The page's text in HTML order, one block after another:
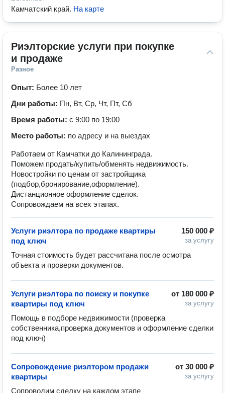
Камчатский край. На карте
Риэлторские услуги при покупке
и продаже
Разное
Опыт: Более 10 лет
Дни работы: Пн, Вт, Ср, Чт, Пт, Сб
Время работы: с 9:00 по 19:00
Место работы: по адресу и на выездах
Работаем от Камчатки до Калининграда.
Поможем продать/купить/обменять недвижимость.
Новостройки по ценам от застройщика
(подбор,бронирование,оформление).
Дистанционное оформление сделок.
Сопровождаем на всех этапах.
150 000 ₽
за услугу
Услуги риэлтора по продаже квартиры
под ключ
Точная стоимость будет рассчитана после осмотра
объекта и проверки документов.
от 180 000 ₽
за услугу
Услуги риэлтора по поиску и покупке
квартиры под ключ
Помощь в подборе недвижимости (проверка
собственника,проверка документов и оформление сделки
под ключ)
от 30 000 ₽
за услугу
Сопровождение риэлтором продажи
квартиры
Сопроводим сделку на каждом этапе